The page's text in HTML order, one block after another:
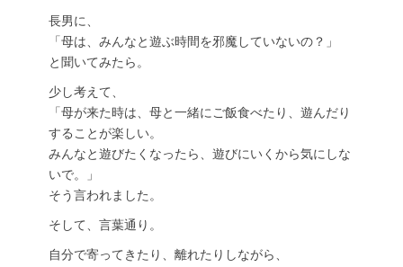
長男に、
「母は、みんなと遊ぶ時間を邪魔していないの？」
と聞いてみたら。
少し考えて、
「母が来た時は、母と一緒にご飯食べたり、遊んだり
することが楽しい。
みんなと遊びたくなったら、遊びにいくから気にしな
いで。」
そう言われました。
そして、言葉通り。
自分で寄ってきたり、離れたりしながら、